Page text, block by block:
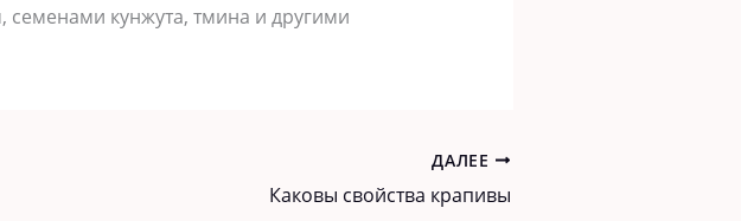
кунжута, тмина и другими
ДАЛЕЕ
Каковы свойства крапивы